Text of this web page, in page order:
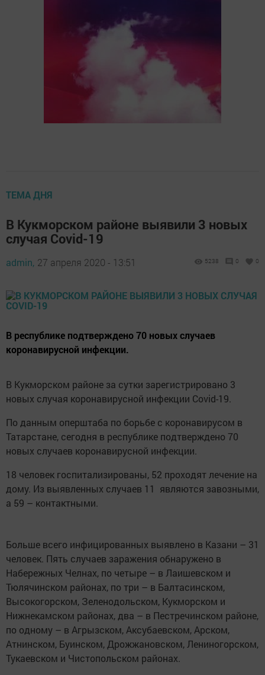
ТЕМА ДНЯ
В Кукморском районе выявили 3 новых
случая Covid-19
admin, 27 апреля 2020 - 13:51 5238 0 0
В республике подтверждено 70 новых случаев
коронавирусной инфекции.
В Кукморском районе за сутки зарегистрировано 3
новых случая коронавирусной инфекции Covid-19.
По данным оперштаба по борьбе с коронавирусом в
Татарстане, сегодня в республике подтверждено 70
новых случаев коронавирусной инфекции.
18 человек госпитализированы, 52 проходят лечение на
дому. Из выявленных случаев 11 являются завозными,
а 59 – контактными.
Больше всего инфицированных выявлено в Казани – 31
человек. Пять случаев заражения обнаружено в
Набережных Челнах, по четыре – в Лаишевском и
Тюлячинском районах, по три – в Балтасинском,
Высокогорском, Зеленодольском, Кукморском и
Нижнекамском районах, два – в Пестречинском районе,
по одному – в Агрызском, Аксубаевском, Арском,
Атнинском, Буинском, Дрожжановском, Лениногорском,
Тукаевском и Чистопольском районах.